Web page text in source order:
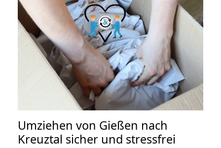
Umziehen von Gießen nach
Kreuztal sicher und stressfrei